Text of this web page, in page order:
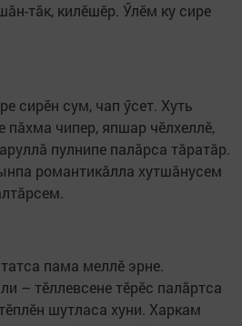
тăк, килӗшӗр. Ӳлӗм ку сире
сирӗн сум, чап ӳсет. Хуть
пăхма чипер, япшар чӗлхеллӗ,
пулнипе палăрса тăратăр.
романтикăлла хутшăнусем
пама меллӗ эрне.
– тӗллевсене тӗрӗс палăртса
шутласа хуни. Харкам